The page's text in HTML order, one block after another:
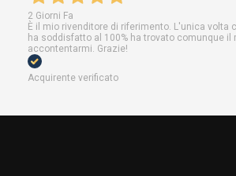
2 Giorni Fa
È il mio rivenditore di riferimento. L'unica volta
ha soddisfatto al 100% ha trovato comunque il
accontentarmi. Grazie!
Acquirente verificato